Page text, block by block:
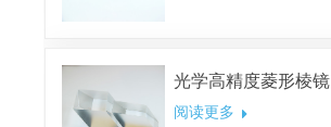
光学高精度菱形棱镜
阅读更多